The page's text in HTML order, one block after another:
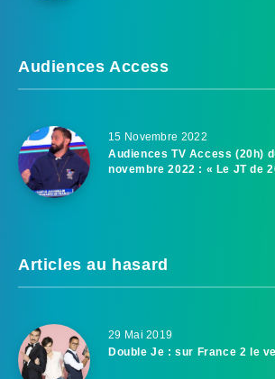
Audiences Access
15 Novembre 2022
Audiences TV Access (20h)
novembre 2022 : « Le JT de
Articles au hasard
29 Mai 2019
Double Je : sur France 2 le